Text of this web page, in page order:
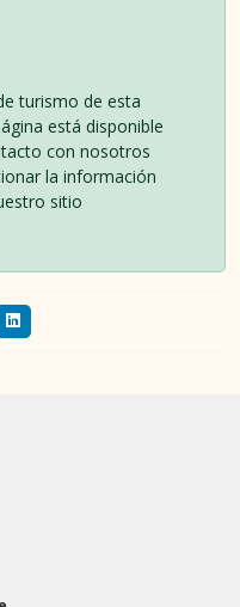
turismo de esta
está disponible
con nosotros
la información
sitio